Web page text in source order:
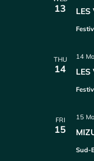
13 LES
THU
14 LES
14
FRI
15
15
Sud-